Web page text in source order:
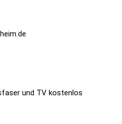
und TV kostenlos